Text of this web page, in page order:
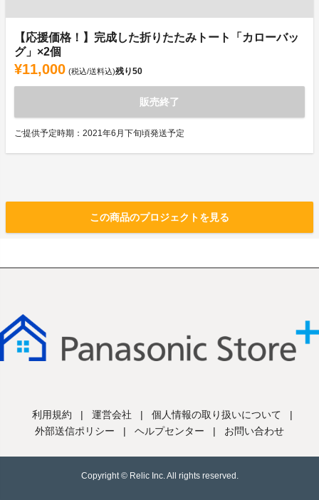
【応援価格！】完成した折りたたみトート「カローバッ
グ」×2個
¥11,000 (税込/送料込)残り50
販売終了
ご提供予定時期：2021年6月下旬頃発送予定
この商品のプロジェクトを見る
利用規約 | 運営会社 | 個人情報の取り扱いについて
|
外部送信ポリシー
| ヘルプセンター | お問い合わせ
Copyright © Relic Inc. All rights reserved.